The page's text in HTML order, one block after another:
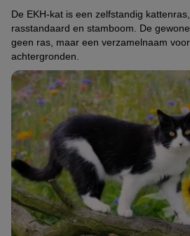
De EKH-kat is een zelfstandig
rasstandaard en stamboom. De
geen ras, maar een verzamelnaam
achtergronden.